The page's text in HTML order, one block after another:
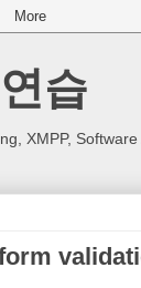
습
XMPP,